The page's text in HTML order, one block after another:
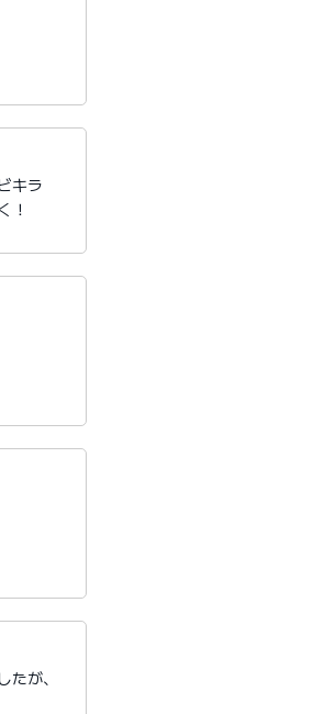
キラ
！
が、